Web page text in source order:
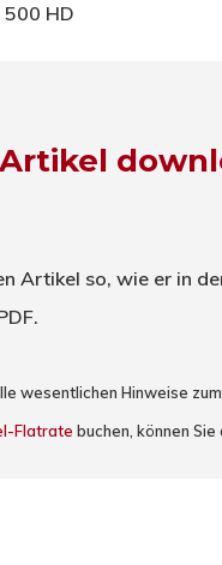
HD
Artikel so, wie er in
wesentlichen Hinweise
Flatrate buchen, können